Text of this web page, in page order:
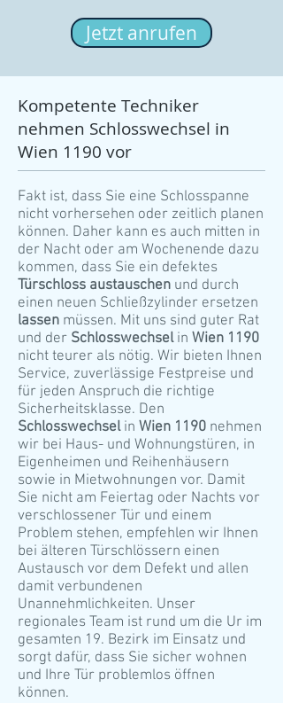
Jetzt anrufen
Kompetente Techniker
nehmen Schlosswechsel in
Wien 1190 vor
Fakt ist, dass Sie eine Schlosspanne
nicht vorhersehen oder zeitlich planen
können. Daher kann es auch mitten in
der Nacht oder am Wochenende dazu
kommen, dass Sie ein defektes
Türschloss austauschen und durch
einen neuen Schließzylinder ersetzen
lassen müssen. Mit uns sind guter Rat
und der Schlosswechsel in Wien 1190
nicht teurer als nötig. Wir bieten Ihnen
Service, zuverlässige Festpreise und
für jeden Anspruch die richtige
Sicherheitsklasse. Den
Schlosswechsel in Wien 1190 nehmen
wir bei Haus- und Wohnungstüren, in
Eigenheimen und Reihenhäusern
sowie in Mietwohnungen vor. Damit
Sie nicht am Feiertag oder Nachts vor
verschlossener Tür und einem
Problem stehen, empfehlen wir Ihnen
bei älteren Türschlössern einen
Austausch vor dem Defekt und allen
damit verbundenen
Unannehmlichkeiten. Unser
regionales Team ist rund um die Ur im
gesamten 19. Bezirk im Einsatz und
sorgt dafür, dass Sie sicher wohnen
und Ihre Tür problemlos öffnen
können.